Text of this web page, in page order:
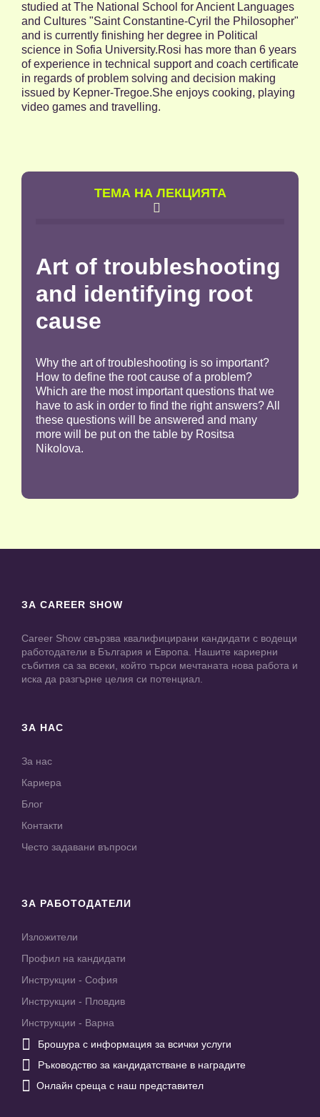
studied at The National School for Ancient Languages
and Cultures "Saint Constantine-Cyril the Philosopher"
and is currently finishing her degree in Political
science in Sofia University.Rosi has more than 6 years
of experience in technical support and coach certificate
in regards of problem solving and decision making
issued by Kepner-Tregoe.She enjoys cooking, playing
video games and travelling.
TЕМА НА ЛЕКЦИЯТА

Art of troubleshooting
and identifying root
cause
Why the art of troubleshooting is so important?
How to define the root cause of a problem?
Which are the most important questions that we
have to ask in order to find the right answers? All
these questions will be answered and many
more will be put on the table by Rositsa
Nikolova.
ЗА CAREER SHOW
Career Show свързва квалифицирани кандидати с водещи
работодатели в България и Европа. Нашите кариерни
събития са за всеки, който търси мечтаната нова работа и
иска да разгърне целия си потенциал.
ЗА НАС
За нас
Кариера
Блог
Контакти
Често задавани въпроси
ЗА РАБОТОДАТЕЛИ
Изложители
Профил на кандидати
Инструкции - София
Инструкции - Пловдив
Инструкции - Варна
 Брошура с информация за всички услуги
 Ръководство за кандидатстване в наградите
 Онлайн среща с наш представител